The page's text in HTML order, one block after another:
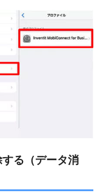
る（データ消